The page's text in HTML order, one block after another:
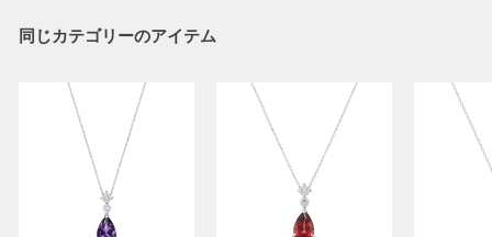
同じカテゴリーのアイテム